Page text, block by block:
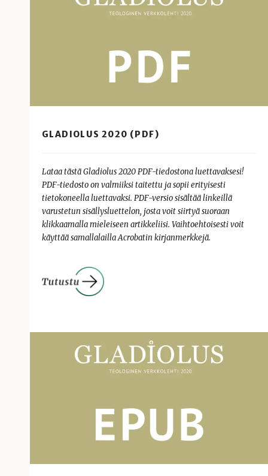
GLADIOLUS 2020 (PDF)
Lataa tästä Gladiolus 2020 PDF-tiedostona luettavaksesi!
PDF-tiedosto on valmiiksi taitettu ja sopii erityisesti
tietokoneella luettavaksi. PDF-versio sisältää linkeillä
varustetun sisällysluettelon, josta voit siirtyä suoraan
klikkaamalla mieleiseen artikkeliisi. Vaihtoehtoisesti voit
käyttää samallalailla Acrobatin kirjanmerkkejä.